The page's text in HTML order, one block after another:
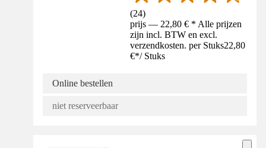
(24)
prijs — 22,80 € * Alle prijzen
zijn incl. BTW en excl.
verzendkosten. per Stuks22,80
€*/ Stuks
Online bestellen
niet reserveerbaar